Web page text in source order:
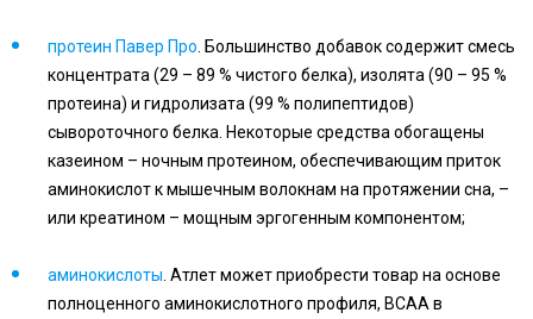
протеин Павер Про . Большинство добавок содержит смесь
концентрата (29 – 89 % чистого белка), изолята (90 – 95 %
протеина) и гидролизата (99 % полипептидов)
сывороточного белка. Некоторые средства обогащены
казеином – ночным протеином, обеспечивающим приток
аминокислот к мышечным волокнам на протяжении сна, –
или креатином – мощным эргогенным компонентом;
аминокислоты . Атлет может приобрести товар на основе
полноценного аминокислотного профиля, BCAA в